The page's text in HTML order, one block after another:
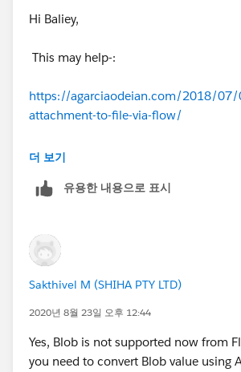
Hi Baliey,
This may help-:
https://agarciaodeian.com/2018/
attachment-to-file-via-flow/
Thanks,
Sakshi
더 보기
유용한 내용으로 표시
Sakthivel M (SHIHA PTY LTD)
2020년 8월 23일 오후 12:44
Yes, Blob is not supported now from
you need to convert Blob value using